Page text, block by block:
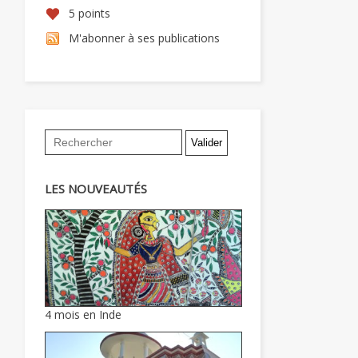
5 points
M'abonner à ses publications
LES NOUVEAUTÉS
4 mois en Inde